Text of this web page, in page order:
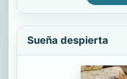
Sueña despierta